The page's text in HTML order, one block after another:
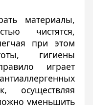
материалы,
чистятся,
при этом
гигиены
играет
осуществляя
уменьшить